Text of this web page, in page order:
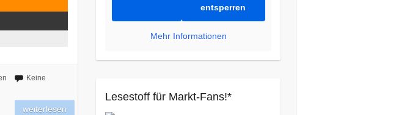
Keine
weiterlesen
entsperren
Mehr Informationen
Lesestoff für Markt-Fans!*